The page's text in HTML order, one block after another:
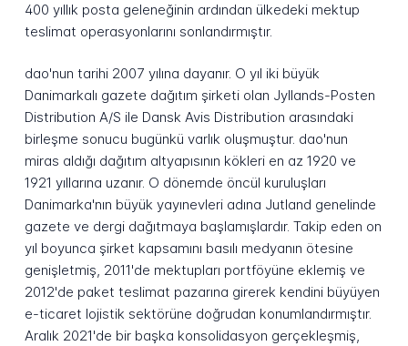
400 yıllık posta geleneğinin ardından ülkedeki mektup
teslimat operasyonlarını sonlandırmıştır.
dao'nun tarihi 2007 yılına dayanır. O yıl iki büyük
Danimarkalı gazete dağıtım şirketi olan Jyllands-Posten
Distribution A/S ile Dansk Avis Distribution arasındaki
birleşme sonucu bugünkü varlık oluşmuştur. dao'nun
miras aldığı dağıtım altyapısının kökleri en az 1920 ve
1921 yıllarına uzanır. O dönemde öncül kuruluşları
Danimarka'nın büyük yayınevleri adına Jutland genelinde
gazete ve dergi dağıtmaya başlamışlardır. Takip eden on
yıl boyunca şirket kapsamını basılı medyanın ötesine
genişletmiş, 2011'de mektupları portföyüne eklemiş ve
2012'de paket teslimat pazarına girerek kendini büyüyen
e-ticaret lojistik sektörüne doğrudan konumlandırmıştır.
Aralık 2021'de bir başka konsolidasyon gerçekleşmiş,